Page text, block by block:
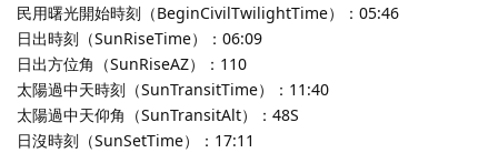
民用曙光開始時刻（BeginCivilTwilightTime）：05:46
日出時刻（SunRiseTime）：06:09
日出方位角（SunRiseAZ）：110
太陽過中天時刻（SunTransitTime）：11:40
太陽過中天仰角（SunTransitAlt）：48S
日沒時刻（SunSetTime）：17:11